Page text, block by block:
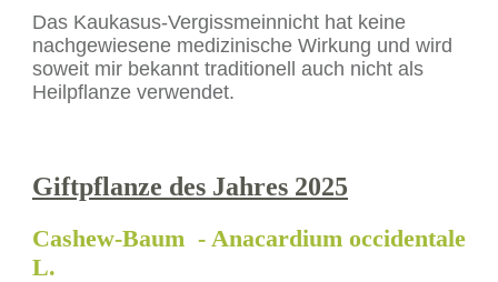
Das Kaukasus-Vergissmeinnicht hat keine
nachgewiesene medizinische Wirkung und wird
soweit mir bekannt traditionell auch nicht als
Heilpflanze verwendet.
Giftpflanze des Jahres 2025
Cashew-Baum - Anacardium occidentale
L.